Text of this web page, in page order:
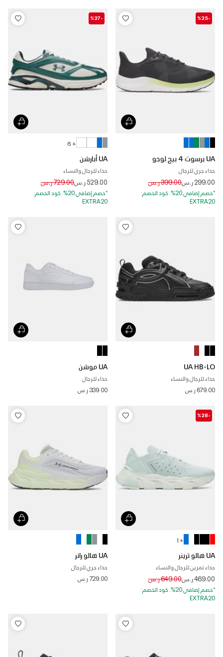
-%25
UA برسوت 4 بيج لوجو
حذاء جري للرجال
299.00 ر.س Price reduced from
399.00 ر.س to
*خصم إضافي 20%. كود الخصم:
EXTRA20
-%27
+ 6
UA أبارشن
حذاء للرجال والنساء
529.00 ر.س Price reduced from
729.00 ر.س to
*خصم إضافي 20%. كود الخصم:
EXTRA20
UA HB-LO
حذاء للرجال والنساء
679.00 ر.س
UA موشن
حذاء للرجال
339.00 ر.س
-%28
+ 1
UA هالو ترينر
حذاء تمرين للرجال والنساء
469.00 ر.س Price reduced from
649.00 ر.س to
*خصم إضافي 20%. كود الخصم:
EXTRA20
UA هالو رانر
حذاء جري للرجال
729.00 ر.س